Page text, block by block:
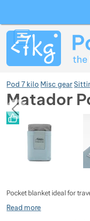
Pod 7 kilo Misc gear
Matador
Photos
Photos
Pocket blanket ideal for
Read more
Show more
Show more
Show more